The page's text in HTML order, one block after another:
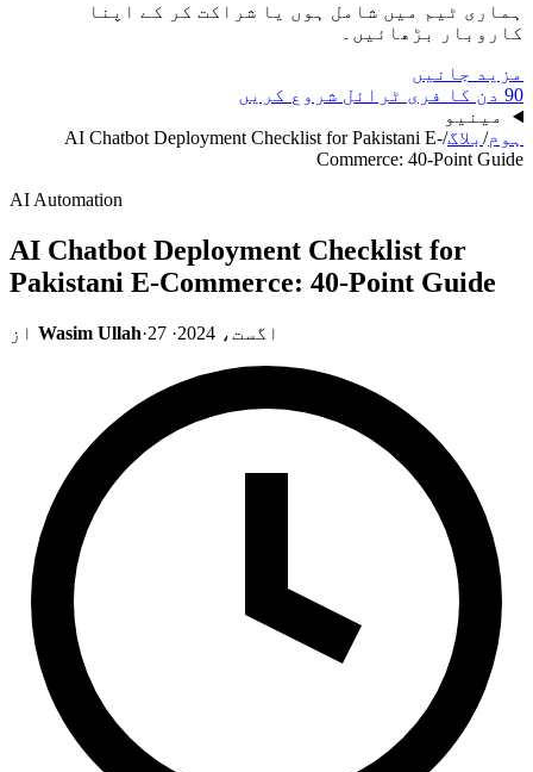
ہماری ٹیم میں شامل ہوں یا شراکت کر کے اپنا
کاروبار بڑھائیں۔
مزید جانیں
90 دن کا فری ٹرائل شروع کریں
مینیو
ہوم/ بلاگ/
AI Chatbot Deployment Checklist for Pakistani E-
Commerce: 40-Point Guide
AI Automation
AI Chatbot Deployment Checklist for
Pakistani E-Commerce: 40-Point Guide
از Wasim Ullah· 27 اگست، 2024 ·